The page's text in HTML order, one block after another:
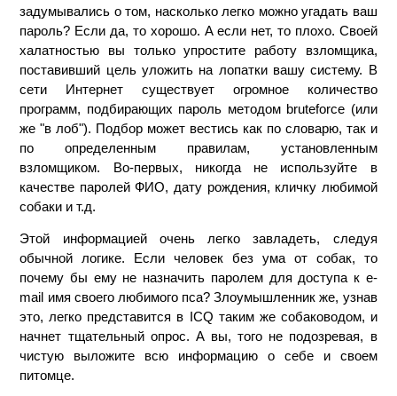
задумывались о том, насколько легко можно угадать ваш
пароль? Если да, то хорошо. А если нет, то плохо. Своей
халатностью вы только упростите работу взломщика,
поставивший цель уложить на лопатки вашу систему. В
сети Интернет существует огромное количество
программ, подбирающих пароль методом bruteforce (или
же "в лоб"). Подбор может вестись как по словарю, так и
по определенным правилам, установленным
взломщиком. Во-первых, никогда не используйте в
качестве паролей ФИО, дату рождения, кличку любимой
собаки и т.д.
Этой информацией очень легко завладеть, следуя
обычной логике. Если человек без ума от собак, то
почему бы ему не назначить паролем для доступа к e-
mail имя своего любимого пса? Злоумышленник же, узнав
это, легко представится в ICQ таким же собаководом, и
начнет тщательный опрос. А вы, того не подозревая, в
чистую выложите всю информацию о себе и своем
питомце.